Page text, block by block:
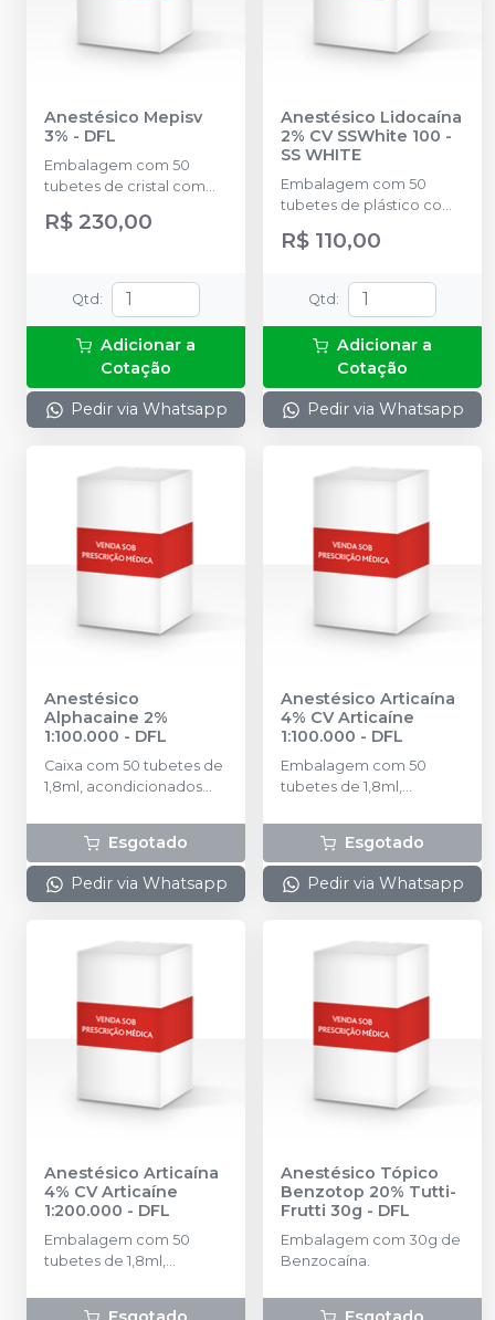
Anestésico Mepisv
3% - DFL
Embalagem com 50
tubetes de cristal com
Mepivacaína sem vaso
R$ 230,00
Qtd :
Adicionar a
Cotação
Pedir via Whatsapp
Anestésico Lidocaína
2% CV SSWhite 100 -
SS WHITE
Embalagem com 50
tubetes de plástico com
Lidocaína 2% com
R$ 110,00
Qtd :
Adicionar a
Cotação
Pedir via Whatsapp
Anestésico
Alphacaine 2%
1:100.000 - DFL
Caixa com 50 tubetes de
1,8ml, acondicionados
10 tubetes cada.
Esgotado
Pedir via Whatsapp
Anestésico Articaína
4% CV Articaíne
1:100.000 - DFL
Embalagem com 50
tubetes de 1,8ml,
blisters lacrados com 10
tubetes cada. Cloridrato
de Articaína com
Epinefrina (Tubete de
Esgotado
Pedir via Whatsapp
Anestésico Articaína
4% CV Articaíne
1:200.000 - DFL
Embalagem com 50
tubetes de 1,8ml,
blisters lacrados com 10
Anestésico Tópico
Benzotop 20% Tutti-
Frutti 30g - DFL
Embalagem com 30g de
Benzocaína.